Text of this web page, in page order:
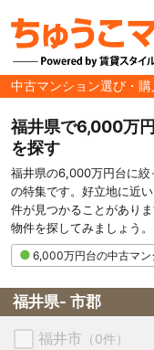
中古マンション選び・購
福井県で6,000万
を探す
福井県の6,000万円台に絞
の特集です。好立地に近
件が見つかることがあり
物件を探してみましょう。
6,000万円台の中古マン
福井県- 市郡
福井市 （0件）